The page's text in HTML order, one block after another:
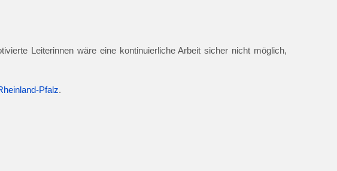
Leiterinnen wäre eine kontinuierliche Arbeit sicher nicht möglich,
Pfalz.